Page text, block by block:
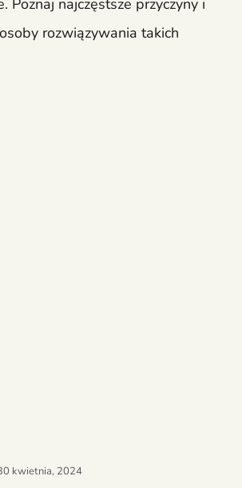
Poznaj najczęstsze przyczyny i
rozwiązywania takich
kwietnia, 2024